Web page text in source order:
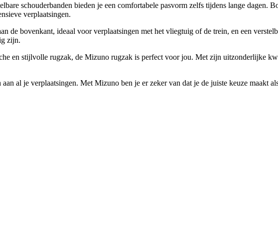
schouderbanden bieden je een comfortabele pasvorm zelfs tijdens lange dagen.
verplaatsingen.
de bovenkant, ideaal voor verplaatsingen met het vliegtuig of de trein, en een
zijn.
en stijlvolle rugzak, de Mizuno rugzak is perfect voor jou. Met zijn uitzonderlijke
al je verplaatsingen. Met Mizuno ben je er zeker van dat je de juiste keuze maakt